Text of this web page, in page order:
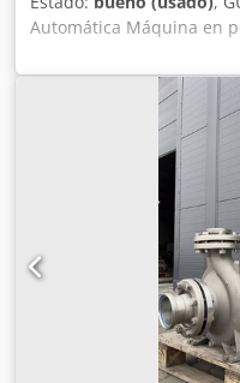
Automática Máquina en
producción. Dodpfx
Velocidad de plegado:
cassettes paralelos
ordenador 1 cuchilla de
extendido Control de
de control con inversor
agrupación e indicador
Compresor Rietschle
portaherramientas para
perforado, hendido y
de vacío Cassette de
Entrega móvil con